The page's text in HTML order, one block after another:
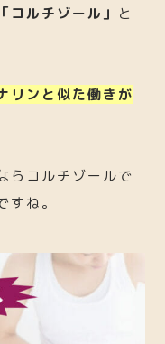
「コルチゾール」 と
リンと似た働きが
らコルチゾールで
ね。